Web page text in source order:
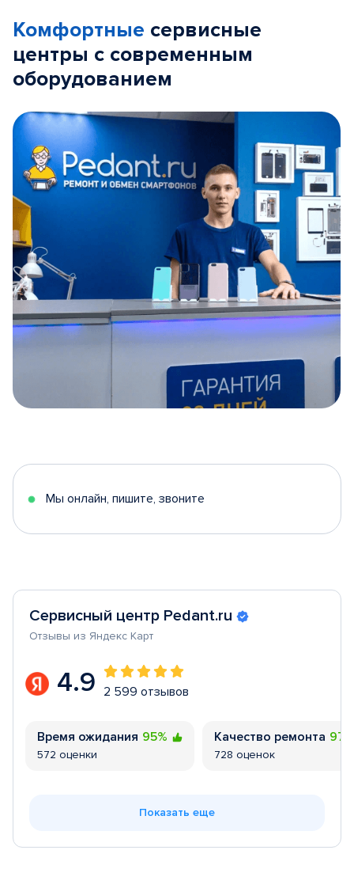
Комфортные сервисные
центры с современным
оборудованием
5
Мы онлайн, пишите, звоните
Сервисный центр Pedant.ru
Отзывы из Яндекс Карт
4.9 2 599 отзывов
Время ожидания 95%
572 оценки
Качество ремонта
728 оценок
Показать еще